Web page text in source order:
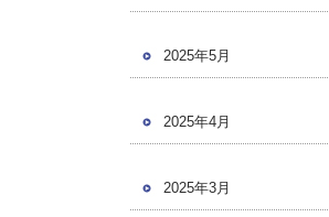
2025年5月
2025年4月
2025年3月